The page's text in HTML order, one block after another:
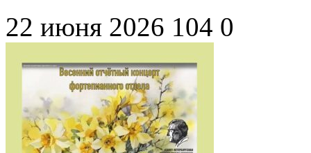
22 июня 2026 104 0